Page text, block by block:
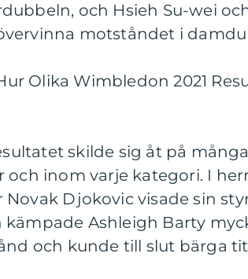
och Hsieh Su-wei
motståndet i
Olika Wimbledon 2021
skilde sig åt på
och inom varje kategori. I
Djokovic visade sin
kämpade Ashleigh Barty
och kunde till slut bärga